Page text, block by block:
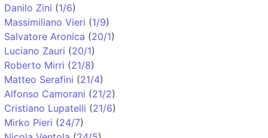
Danilo Zini (1/6)
Massimiliano Vieri (1/9)
Salvatore Aronica (20/1)
Luciano Zauri (20/1)
Roberto Mirri (21/8)
Matteo Serafini (21/4)
Alfonso Camorani (21/2)
Cristiano Lupatelli (21/6)
Mirko Pieri (24/7)